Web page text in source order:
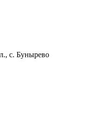
с. Бунырево